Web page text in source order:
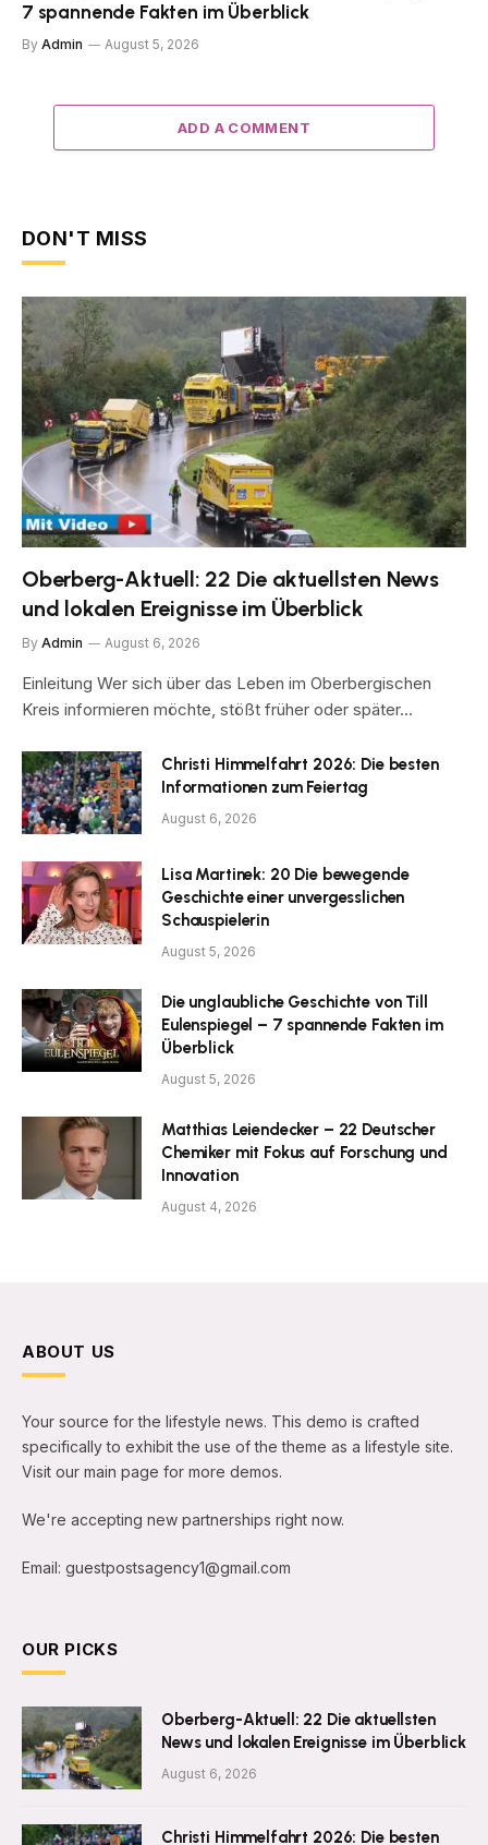
7 spannende Fakten im Überblick
By Admin August 5, 2026
ADD A COMMENT
DON'T MISS
Oberberg-Aktuell: 22 Die aktuellsten News
und lokalen Ereignisse im Überblick
By Admin August 6, 2026
Einleitung Wer sich über das Leben im Oberbergischen
Kreis informieren möchte, stößt früher oder später…
Christi Himmelfahrt 2026: Die besten
Informationen zum Feiertag
August 6, 2026
Lisa Martinek: 20 Die bewegende
Geschichte einer unvergesslichen
Schauspielerin
August 5, 2026
Die unglaubliche Geschichte von Till
Eulenspiegel – 7 spannende Fakten im
Überblick
August 5, 2026
Matthias Leiendecker – 22 Deutscher
Chemiker mit Fokus auf Forschung und
Innovation
August 4, 2026
ABOUT US
Your source for the lifestyle news. This demo is crafted
specifically to exhibit the use of the theme as a lifestyle site.
Visit our main page for more demos.
We're accepting new partnerships right now.
Email: guestpostsagency1@gmail.com
OUR PICKS
Oberberg-Aktuell: 22 Die aktuellsten
News und lokalen Ereignisse im Überblick
August 6, 2026
Christi Himmelfahrt 2026: Die besten